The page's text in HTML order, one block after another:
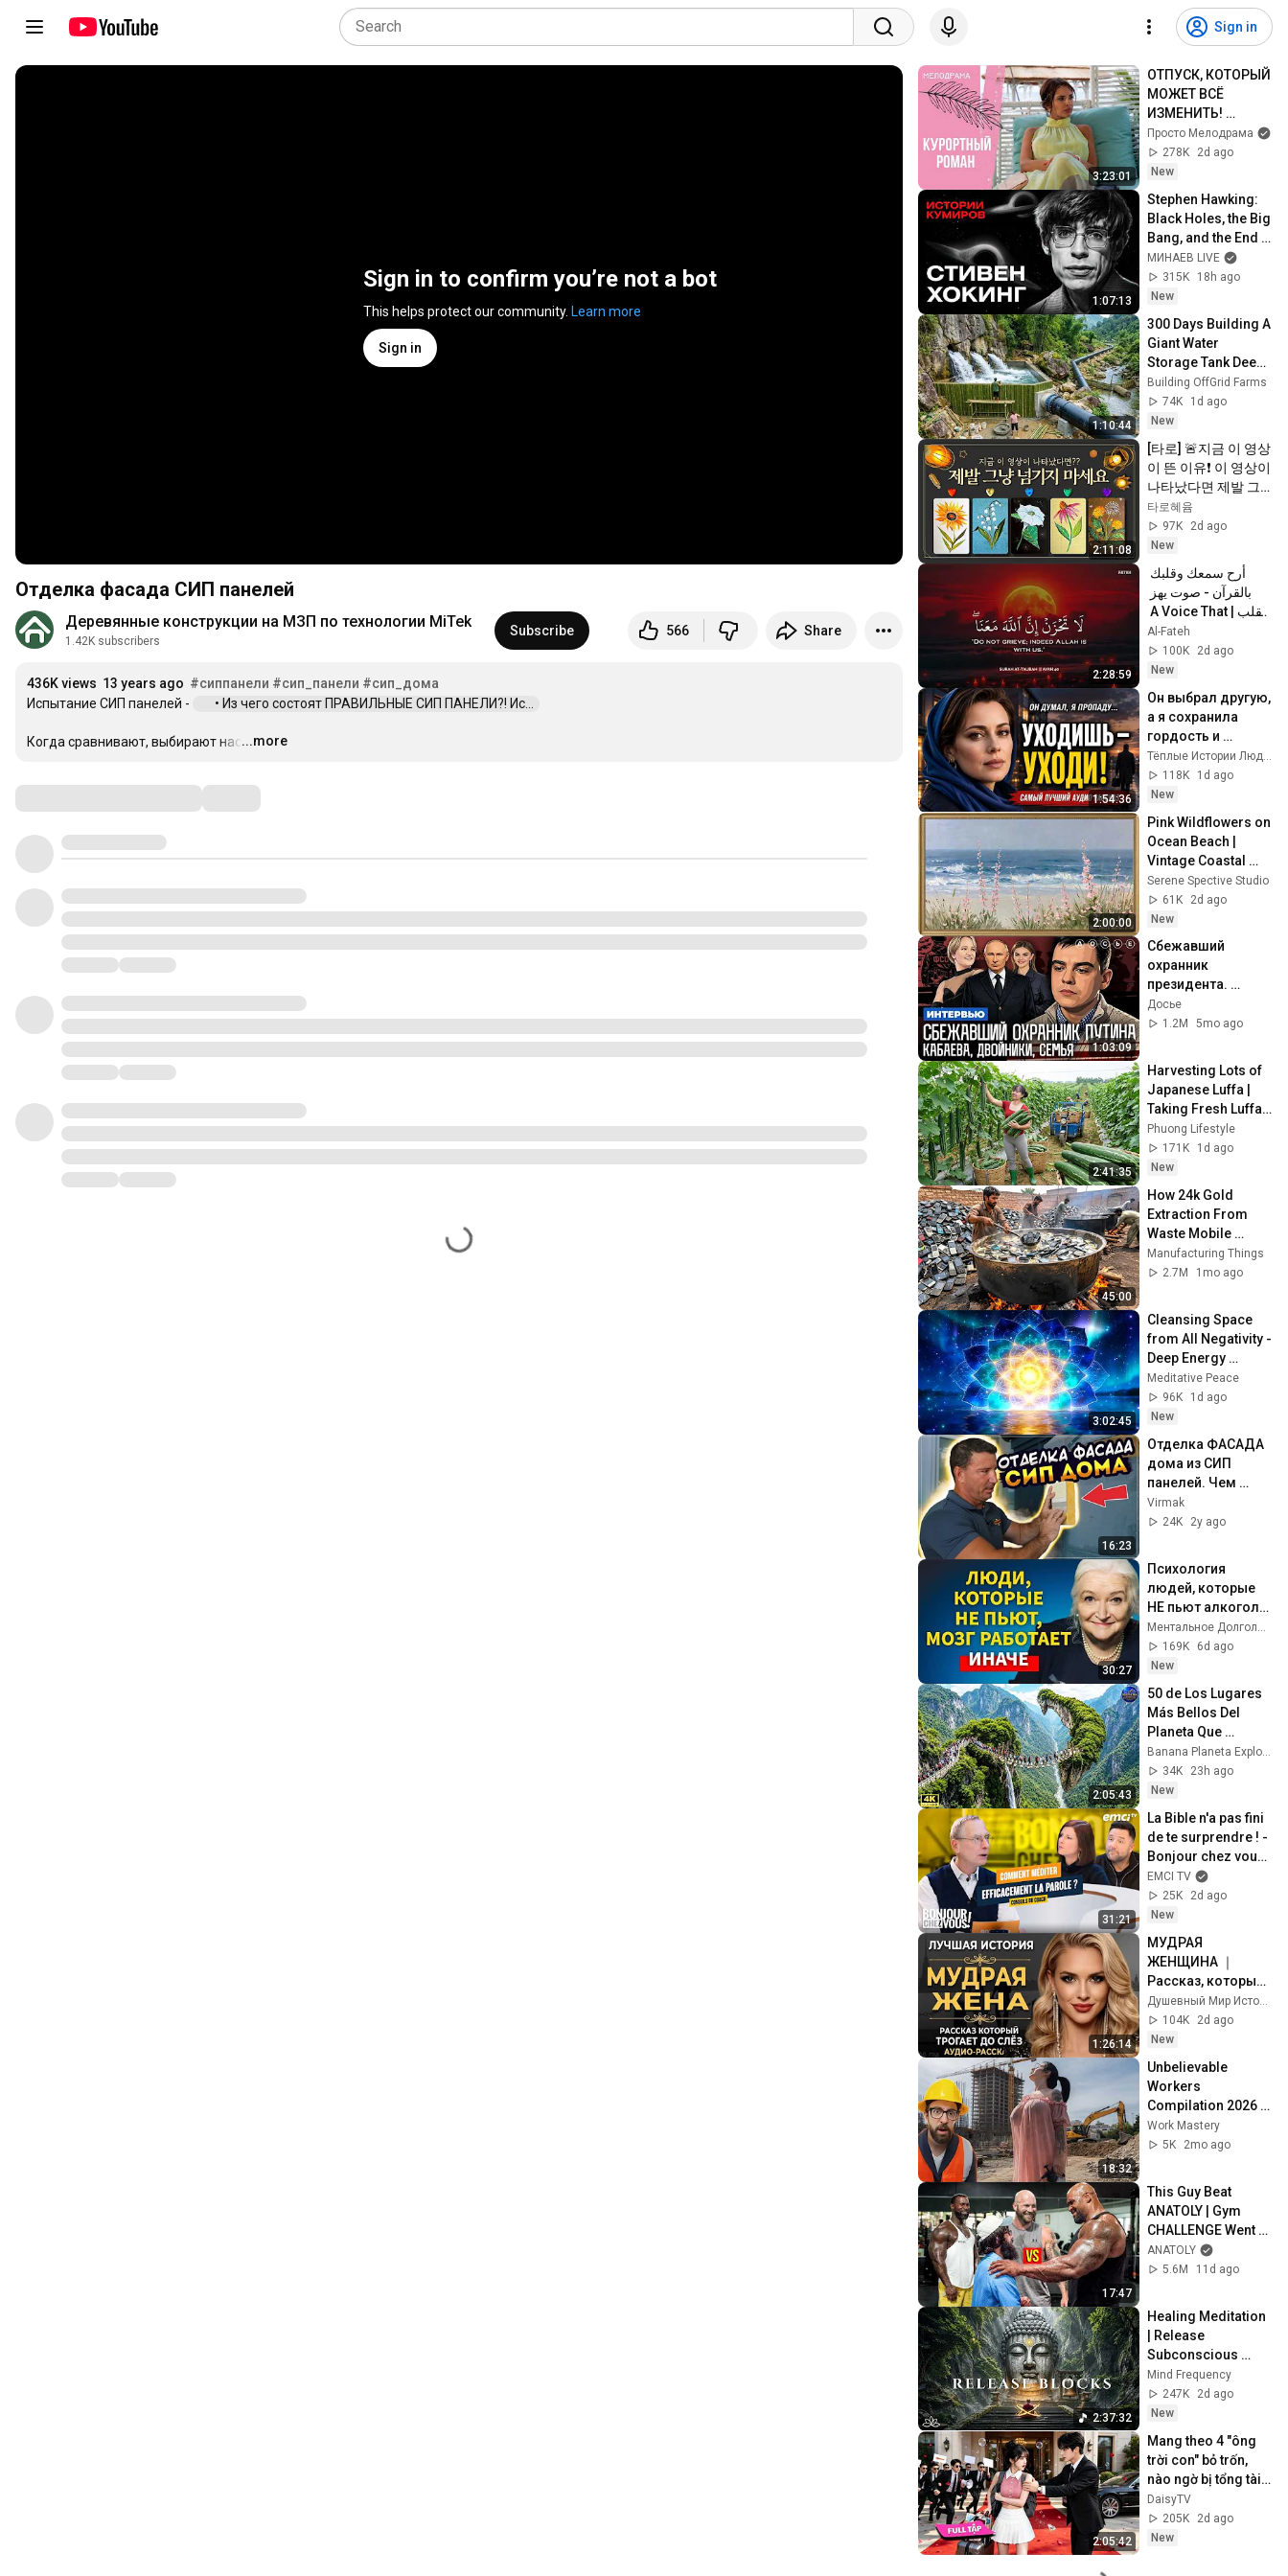
Sign in
Sign in to confirm you’re not a bot
This helps protect our community. Learn more
Sign in
Отделка фасада СИП панелей
Деревянные конструкции на МЗП по технологии MiTek
1.42K subscribers
Subscribe 566 Share
436K views 13 years ago #сиппанели #сип_панели #сип_дома
Испытание СИП панелей -
• Из чего состоят ПРАВИЛЬНЫЕ СИП ПАНЕЛИ?! Ис...
Когда сравнивают, выбирают нас: …
...more
3:23:01
ОТПУСК, КОТОРЫЙ
МОЖЕТ ВСЁ
ИЗМЕНИТЬ!
Курортный роман.
Все серии
Просто Мелодрама
278K
2d ago
New
1:07:13
Stephen Hawking:
Black Holes, the Big
Bang, and the End
of the Universe /
Idol Stories /
MINAEV
МИНАЕВ LIVE
315K
18h ago
New
1:10:44
300 Days Building A
Giant Water
Storage Tank Deep
In The Forest To
Supply A Farm
Building OffGrid Farms
74K
1d ago
New
2:11:08
[타로] 🚨지금 이 영상
이 뜬 이유❗️ 이 영상이
나타났다면 제발 그
냥 넘기지 마세요⚠️
(feat.이 메시지 무시
하지 마세요🧿절대
우연이 아닙니다🚫금
전•일•학업•관계까지
몽땅💥)
타로혜윰
97K
2d ago
New
2:28:59
القلب | A Voice That
Moves the Heart ❤️
🎧 | Mohamed
Hesham
Al-Fateh
100K
2d ago
New
1:54:36
Он выбрал другую,
а я сохранила
гордость и
отпустила его
118K
1d ago
New
2:00:00
Pink Wildflowers on
Ocean Beach |
Vintage Coastal
Seascape Oil
Painting | 4K
Ambient TV
Screensaver
Serene Spective Studio
61K
2d ago
New
1:03:09
Сбежавший
охранник
президента.
Кабаева. Семья.
Дворцы.
Интервью
Досье
1.2M
5mo ago
2:41:35
Harvesting Lots of
Japanese Luffa |
Taking Fresh Luffa
to the Countryside
Market
Phuong Lifestyle
171K
1d ago
New
45:00
How 24k Gold
Extraction From
Waste Mobile
Phones | Incredible
Old Used Mobile
Manufacturing Things
2.7M
1mo ago
3:02:45
Cleansing Space
from All Negativity -
Deep Energy
Clearing and
Protection - 417Hz
Meditative Peace
96K
1d ago
New
16:23
Отделка ФАСАДА
дома из СИП
панелей. Чем
можно отделать
ФАСАД дома из
Virmak
24K
2y ago
30:27
Психология
людей, которые
НЕ пьют алкоголь
(согласно
нейронауке) |
Татьяна
Ментальное Долголетие and 2 more
169K
6d ago
New
2:05:43
50 de Los Lugares
Más Bellos Del
Planeta Que
Sorprendieron al
Mundo |
Documental 4K
Banana Planeta Exploración
34K
23h ago
New
31:21
La Bible n'a pas fini
de te surprendre ! -
Bonjour chez vous !
- Philippe Bak
EMCI TV
25K
2d ago
New
1:26:14
МУДРАЯ
ЖЕНЩИНА ｜
Рассказ, который
трогает до
глубины души.
Очень сильная
рассказ.
Душевный Мир Историй
104K
2d ago
New
18:32
Unbelievable
Workers
Compilation 2026 |
Working with
Talented Engineers
Work Mastery
5K
2mo ago
17:47
This Guy Beat
ANATOLY | Gym
CHALLENGE Went
Wrong
ANATOLY
5.6M
11d ago
2:37:32
Healing Meditation
| Release
Subconscious
Blocks, Cleanse
Negative Energy &
Restore Inner
Mind Frequency
247K
2d ago
New
2:05:42
Mang theo 4 "ông
trời con" bỏ trốn,
nào ngờ bị tổng tài
ngàn tỷ đến tận cửa
bắt về chịu trách
nhiệm👑
DaisyTV
205K
2d ago
New